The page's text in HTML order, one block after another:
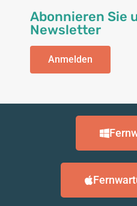
Abonnieren Sie
Newsletter
Anmelden